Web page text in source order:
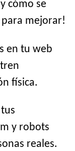
cómo se
mejorar!
en tu web
física.
y robots
reales.